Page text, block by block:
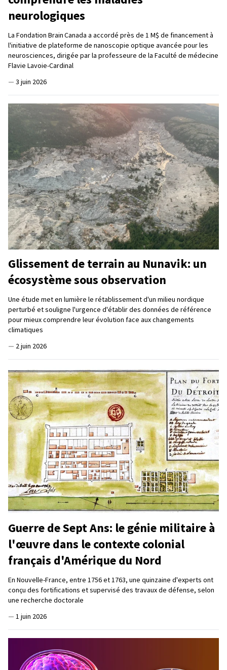
neurologiques
La Fondation Brain Canada a accordé près de 1 M$ de financement à
l'initiative de plateforme de nanoscopie optique avancée pour les
neurosciences, dirigée par la professeure de la Faculté de médecine
Flavie Lavoie-Cardinal
— 3 juin 2026
Glissement de terrain au Nunavik: un
écosystème sous observation
Une étude met en lumière le rétablissement d'un milieu nordique
perturbé et souligne l'urgence d'établir des données de référence
pour mieux comprendre leur évolution face aux changements
climatiques
— 2 juin 2026
Guerre de Sept Ans: le génie militaire à
l'œuvre dans le contexte colonial
français d'Amérique du Nord
En Nouvelle-France, entre 1756 et 1763, une quinzaine d'experts ont
conçu des fortifications et supervisé des travaux de défense, selon
une recherche doctorale
— 1 juin 2026